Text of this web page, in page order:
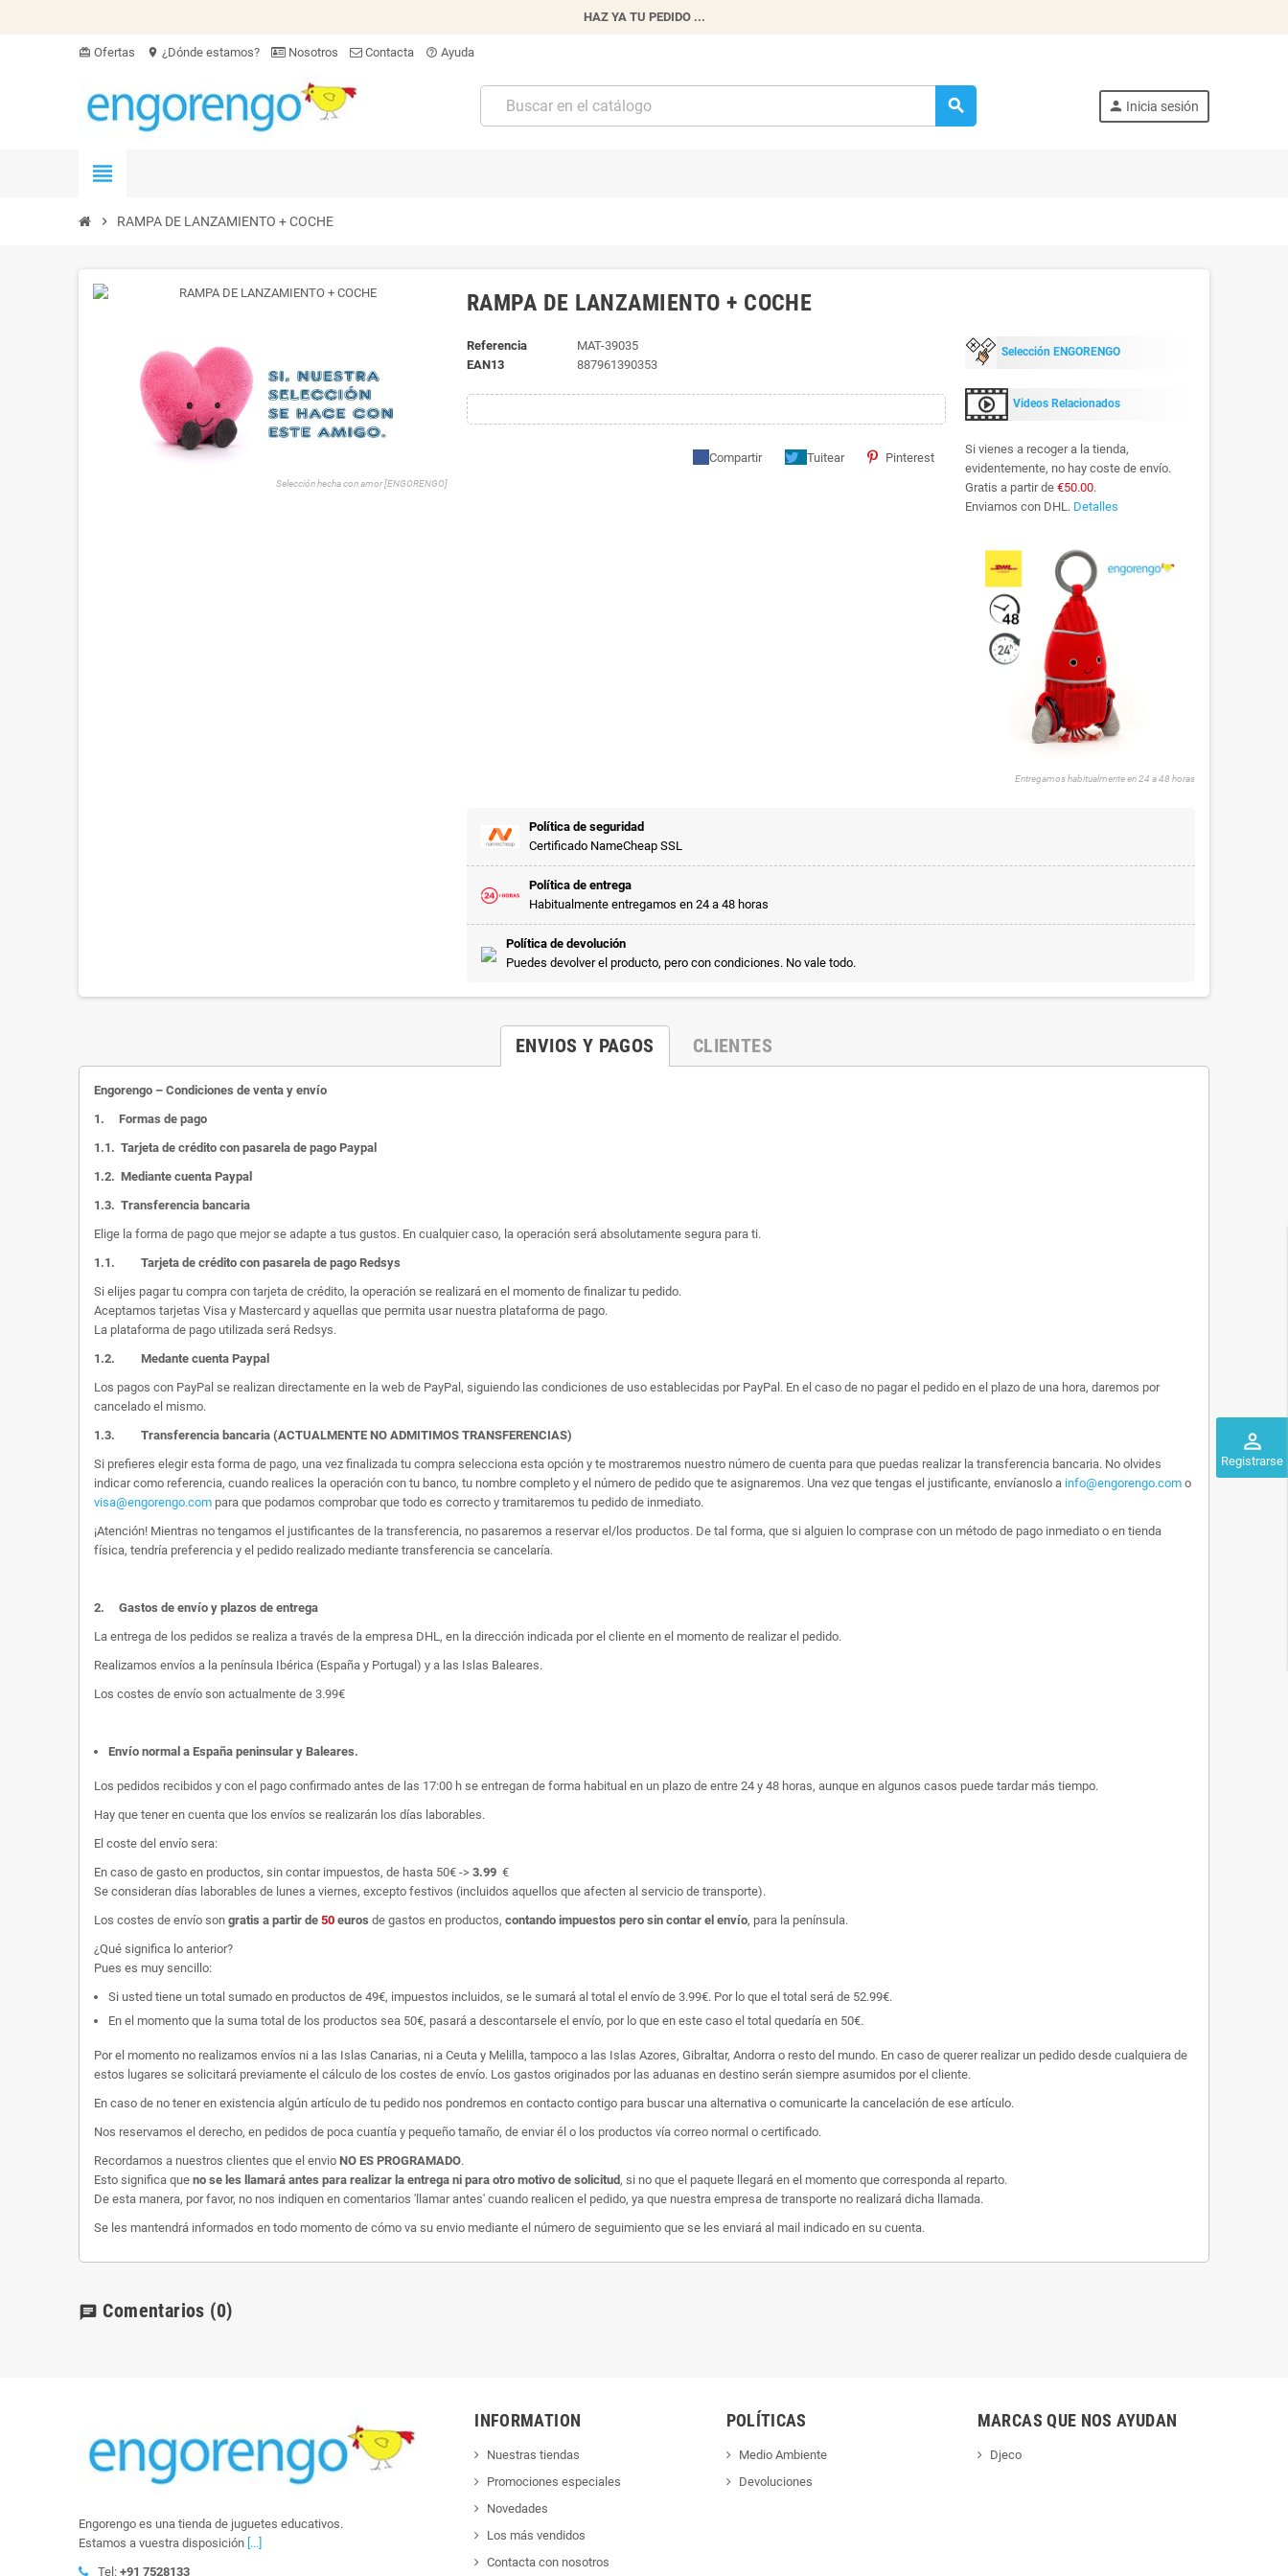
HAZ YA TU PEDIDO ...
card_giftcard Ofertas location_on ¿Dónde estamos? Nosotros Contacta help_outline Ayuda
search person Inicia sesión
perm_identity
Registrarse
view_headline
chevron_right RAMPA DE LANZAMIENTO + COCHE
Selección hecha con amor [ENGORENGO]
RAMPA DE LANZAMIENTO + COCHE
Referencia
MAT-39035
EAN13
887961390353
Compartir Tuitear Pinterest
Selección ENGORENGO
Videos Relacionados
Si vienes a recoger a la tienda,
evidentemente, no hay coste de envío.
Gratis a partir de €50.00.
Enviamos con DHL. Detalles
Entregamos habitualmente en 24 a 48 horas
Política de seguridad
Certificado NameCheap SSL
Política de entrega
Habitualmente entregamos en 24 a 48 horas
Política de devolución
Puedes devolver el producto, pero con condiciones. No vale todo.
ENVIOS Y PAGOS CLIENTES
Engorengo – Condiciones de venta y envío
1. Formas de pago
1.1. Tarjeta de crédito con pasarela de pago Paypal
1.2. Mediante cuenta Paypal
1.3. Transferencia bancaria
Elige la forma de pago que mejor se adapte a tus gustos. En cualquier caso, la operación será absolutamente segura para ti.
1.1. Tarjeta de crédito con pasarela de pago Redsys
Si elijes pagar tu compra con tarjeta de crédito, la operación se realizará en el momento de finalizar tu pedido.
Aceptamos tarjetas Visa y Mastercard y aquellas que permita usar nuestra plataforma de pago.
La plataforma de pago utilizada será Redsys.
1.2. Medante cuenta Paypal
Los pagos con PayPal se realizan directamente en la web de PayPal, siguiendo las condiciones de uso establecidas por PayPal. En el caso de no pagar el pedido en el plazo de una hora, daremos por
cancelado el mismo.
1.3. Transferencia bancaria (ACTUALMENTE NO ADMITIMOS TRANSFERENCIAS)
Si prefieres elegir esta forma de pago, una vez finalizada tu compra selecciona esta opción y te mostraremos nuestro número de cuenta para que puedas realizar la transferencia bancaria. No olvides
indicar como referencia, cuando realices la operación con tu banco, tu nombre completo y el número de pedido que te asignaremos. Una vez que tengas el justificante, envíanoslo a info@engorengo.com o
visa@engorengo.com para que podamos comprobar que todo es correcto y tramitaremos tu pedido de inmediato.
¡Atención! Mientras no tengamos el justificantes de la transferencia, no pasaremos a reservar el/los productos. De tal forma, que si alguien lo comprase con un método de pago inmediato o en tienda
física, tendría preferencia y el pedido realizado mediante transferencia se cancelaría.
2. Gastos de envío y plazos de entrega
La entrega de los pedidos se realiza a través de la empresa DHL, en la dirección indicada por el cliente en el momento de realizar el pedido.
Realizamos envíos a la península Ibérica (España y Portugal) y a las Islas Baleares.
Los costes de envío son actualmente de 3.99€
Envío normal a España peninsular y Baleares.
Los pedidos recibidos y con el pago confirmado antes de las 17:00 h se entregan de forma habitual en un plazo de entre 24 y 48 horas, aunque en algunos casos puede tardar más tiempo.
Hay que tener en cuenta que los envíos se realizarán los días laborables.
El coste del envío sera:
En caso de gasto en productos, sin contar impuestos, de hasta 50€ -> 3.99 €
Se consideran días laborables de lunes a viernes, excepto festivos (incluidos aquellos que afecten al servicio de transporte).
Los costes de envío son gratis a partir de 50 euros de gastos en productos, contando impuestos pero sin contar el envío, para la península.
¿Qué significa lo anterior?
Pues es muy sencillo:
Si usted tiene un total sumado en productos de 49€, impuestos incluidos, se le sumará al total el envío de 3.99€. Por lo que el total será de 52.99€.
En el momento que la suma total de los productos sea 50€, pasará a descontarsele el envío, por lo que en este caso el total quedaría en 50€.
Por el momento no realizamos envíos ni a las Islas Canarias, ni a Ceuta y Melilla, tampoco a las Islas Azores, Gibraltar, Andorra o resto del mundo. En caso de querer realizar un pedido desde cualquiera de
estos lugares se solicitará previamente el cálculo de los costes de envío. Los gastos originados por las aduanas en destino serán siempre asumidos por el cliente.
En caso de no tener en existencia algún artículo de tu pedido nos pondremos en contacto contigo para buscar una alternativa o comunicarte la cancelación de ese artículo.
Nos reservamos el derecho, en pedidos de poca cuantía y pequeño tamaño, de enviar él o los productos vía correo normal o certificado.
Recordamos a nuestros clientes que el envio NO ES PROGRAMADO.
Esto significa que no se les llamará antes para realizar la entrega ni para otro motivo de solicitud , si no que el paquete llegará en el momento que corresponda al reparto.
De esta manera, por favor, no nos indiquen en comentarios 'llamar antes' cuando realicen el pedido, ya que nuestra empresa de transporte no realizará dicha llamada.
Se les mantendrá informados en todo momento de cómo va su envio mediante el número de seguimiento que se les enviará al mail indicado en su cuenta.
chat Comentarios (0)
Engorengo es una tienda de juguetes educativos.
Estamos a vuestra disposición [...]
Tel: +91 7528133
INFORMATION
Nuestras tiendas
Promociones especiales
Novedades
Los más vendidos
Contacta con nosotros
POLÍTICAS
Medio Ambiente
Devoluciones
MARCAS QUE NOS AYUDAN
Djeco